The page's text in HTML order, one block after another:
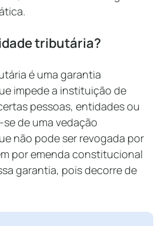
tributária?
é uma garantia
impede a instituição de
pessoas, entidades ou
de uma vedação
não pode ser revogada por
por emenda constitucional
garantia, pois decorre de